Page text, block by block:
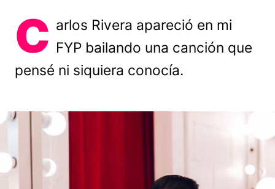
C arlos Rivera apareció en mi
FYP bailando una canción que
pensé ni siquiera conocía.